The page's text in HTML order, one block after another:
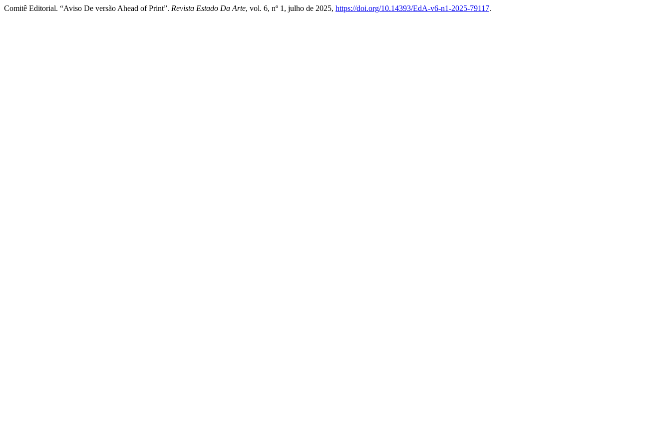
Comitê Editorial. “Aviso De versão Ahead of Print”. Revista Estado Da Arte, vol. 6, nº 1, julho de 2025, https://doi.org/10.14393/EdA-v6-n1-2025-79117.